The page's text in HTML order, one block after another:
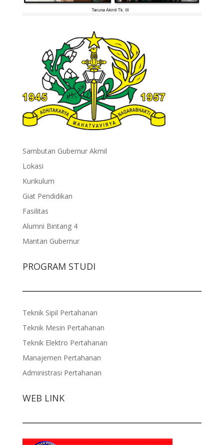
Sambutan Gubernur Akmil
Lokasi
Kurikulum
Giat Pendidikan
Fasilitas
Alumni Bintang 4
Mantan Gubernur
PROGRAM STUDI
Teknik Sipil Pertahanan
Teknik Mesin Pertahanan
Teknik Elektro Pertahanan
Manajemen Pertahanan
Administrasi Pertahanan
WEB LINK